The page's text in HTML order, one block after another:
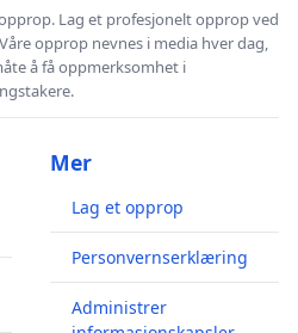
Lag et profesjonelt opprop ved
opprop nevnes i media hver dag,
å få oppmerksomhet i
Mer
Lag et opprop
Personvernserklæring
Administrer